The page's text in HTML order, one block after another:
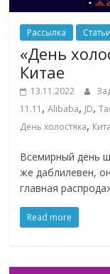
Рассылка Статьи
«День
Китае
13.11.2022
11.11 ,Alibaba, JD,
День холостяка,
Всемирный день
же даблилевен,
главная
Read more